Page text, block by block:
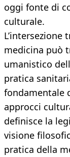
oggi fonte di
culturale.
L’intersezione
medicina può
umanistico
pratica
fondamentale
approcci
definisce la
visione
pratica della